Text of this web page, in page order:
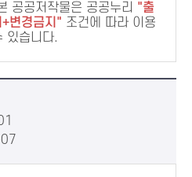
공공저작물은 공공누리
출
변경금지
조건에 따라 이용
있습니다.